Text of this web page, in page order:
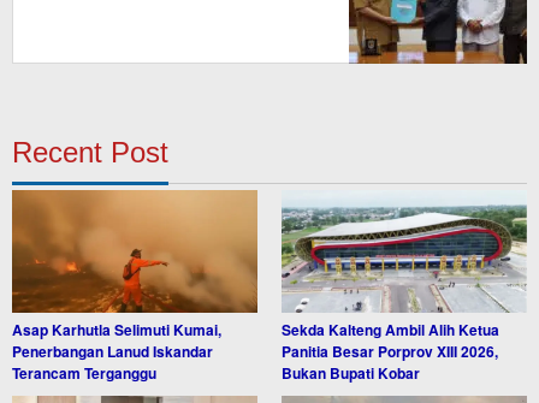
Recent Post
Asap Karhutla Selimuti Kumai,
Penerbangan Lanud Iskandar
Terancam Terganggu
Sekda Kalteng Ambil Alih Ketua
Panitia Besar Porprov XIII 2026,
Bukan Bupati Kobar